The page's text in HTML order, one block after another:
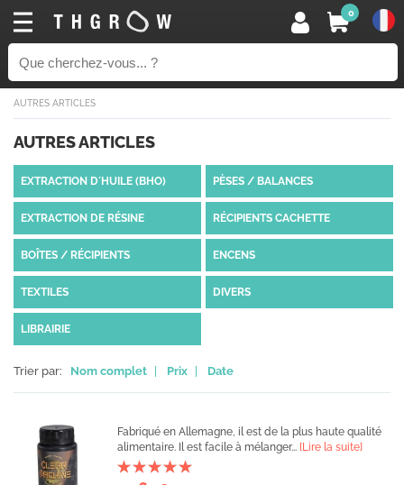
0
AUTRES ARTICLES
AUTRES ARTICLES
EXTRACTION D´HUILE (BHO) PÈSES / BALANCES
EXTRACTION DE RÉSINE RÉCIPIENTS CACHETTE
BOÎTES / RÉCIPIENTS ENCENS
TEXTILES DIVERS
LIBRAIRIE
Trier par: Nom complet Prix Date
Fabriqué en Allemagne, il est de la plus haute qualité
alimentaire. Il est facile à mélanger... [Lire la suite]